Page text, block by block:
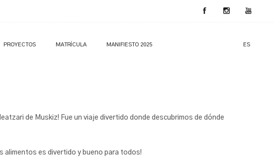
ES
PROYECTOS MATRÍCULA MANIFIESTO 2025
de Muskiz! Fue un viaje divertido donde descubrimos de dónde
alimentos es divertido y bueno para todos!